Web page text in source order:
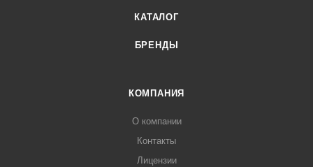
КАТАЛОГ
БРЕНДЫ
КОМПАНИЯ
О компании
Контакты
Лицензии